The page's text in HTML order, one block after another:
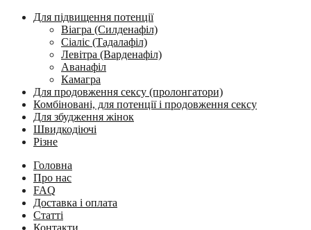
Для підвищення потенції
Віагра (Силденафіл)
Сіаліс (Тадалафіл)
Левітра (Варденафіл)
Аванафіл
Камагра
Для продовження сексу (пролонгатори)
Комбіновані, для потенції і продовження сексу
Для збудження жінок
Швидкодіючі
Різне
Головна
Про нас
FAQ
Доставка і оплата
Статті
Контакти